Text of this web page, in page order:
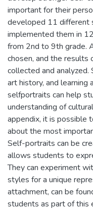
important for their
developed 11 different
implemented them in
from 2nd to 9th grade.
chosen, and the
collected and
art history, and
selfportraits can help
understanding of
appendix, it is possible
about the most
Self-portraits can be
allows students to
They can experiment
styles for a unique
attachment, can be
students as part of this